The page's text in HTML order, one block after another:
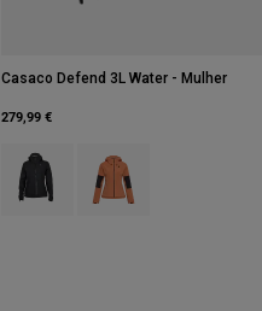
Casaco Defend 3L Water - Mulher
279,99 €
Product swatch type of Preto.
Product swatch type of